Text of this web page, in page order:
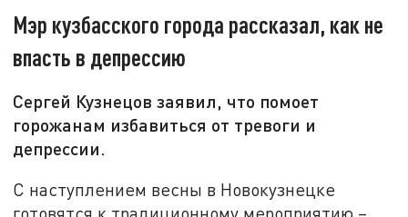
Мэр кузбасского города рассказал, как не
впасть в депрессию
Сергей Кузнецов заявил, что помоет
горожанам избавиться от тревоги и
депрессии.
С наступлением весны в Новокузнецке
готовятся к традиционному мероприятию –